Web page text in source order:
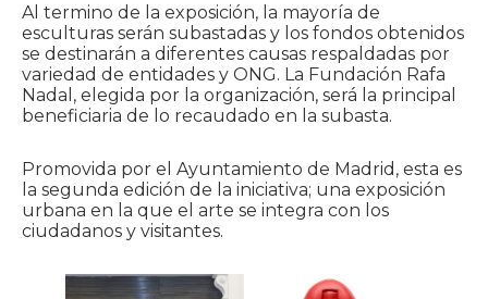
Al termino de la exposición, la mayoría de
esculturas serán subastadas y los fondos obtenidos
se destinarán a diferentes causas respaldadas por
variedad de entidades y ONG. La Fundación Rafa
Nadal, elegida por la organización, será la principal
beneficiaria de lo recaudado en la subasta.
Promovida por el Ayuntamiento de Madrid, esta es
la segunda edición de la iniciativa; una exposición
urbana en la que el arte se integra con los
ciudadanos y visitantes.